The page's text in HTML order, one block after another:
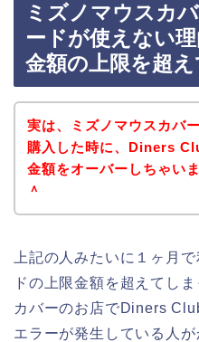
ミズノマウスカ
ードが使えない
金額の上限を超え
実は、ミズノマウスカバ
購入した時に、Diners
金額をオーバーしちゃい
＾
上記の人みたいに１ヶ月
ドの上限金額を超えてし
カバーのお店でDiners
エラーが発生している人